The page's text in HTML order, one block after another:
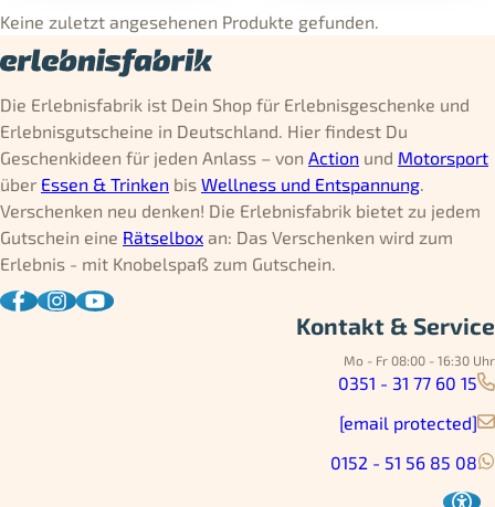
Keine zuletzt angesehenen Produkte gefunden.
Die Erlebnisfabrik ist Dein Shop für Erlebnisgeschenke und
Erlebnisgutscheine in Deutschland. Hier findest Du
Geschenkideen für jeden Anlass – von Action und Motorsport
über Essen & Trinken bis Wellness und Entspannung.
Verschenken neu denken! Die Erlebnisfabrik bietet zu jedem
Gutschein eine Rätselbox an: Das Verschenken wird zum
Erlebnis - mit Knobelspaß zum Gutschein.
Kontakt & Service
Mo - Fr 08:00 - 16:30 Uhr
0351 - 31 77 60 15
[email protected]
0152 - 51 56 85 08